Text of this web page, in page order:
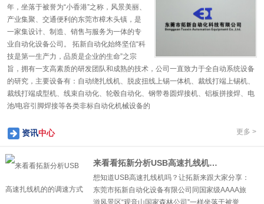
年，坐落于被誉为“小香港”之称，风景美丽、
产业集聚、交通便利的东莞市樟木头镇，是
一家集设计、制造、销售与服务为一体的专
业自动化设备公司。 拓新自动化始终坚信“科
技是第一生产力，品质是企业的生命”之宗
旨，拥有一支高素质的研发团队和成熟的技术，公司一直致力于全自动系统设备
的研究，主要设备有：自动绕扎线机、脱皮扭线上锡一体机、裁线打端上锡机、
裁线打端成型机、线束自动化、轮毂自动化、钢带卷圆焊接机、铝板拼接焊、电
池/电容引脚焊接等各类非标自动化机械设备的
资讯中心 更多 >
来看看拓新分析USB高速扎线机的的调速方式
想知道USB高速扎线机吗？让拓新来跟大家分享：
东莞市拓新自动化设备有限公司同国家级AAAA旅
游风景区“观音山国家森林公司”一样坐落于被誉